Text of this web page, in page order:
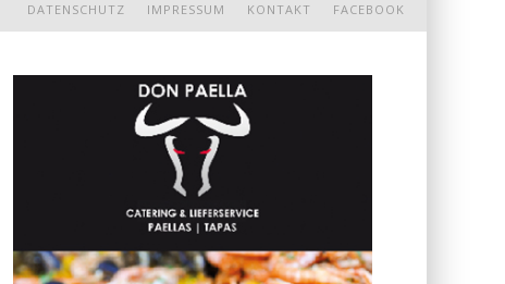
FACEBOOK
KONTAKT
IMPRESSUM
DATENSCHUTZ